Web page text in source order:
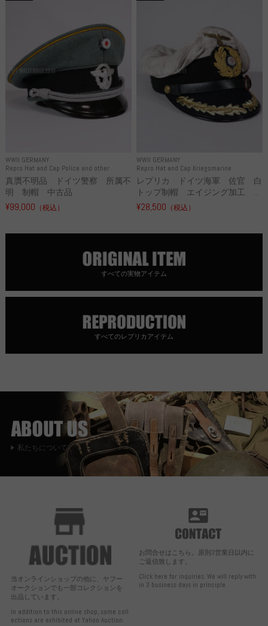
WWII GERMANY
Repro Hat and Cap Police and other
真贋不明品 ドイツ警察 所属不
明 制帽 中古品
¥99,000 （税込）
WWII GERMANY
Repro Hat and Cap Kriegsmarine
レプリカ ドイツ海軍 佐官 白
トップ制帽 エイジング加工 ...
¥28,500 （税込）
すべての実物アイテム
すべてのレプリカアイテム
私たちについて
当オンラインショップの他に、ヤフー
オークションでも一部コレクションを
出品しています。
In addition to this online shop, some coll
ections are exhibited at Yahoo Auction.
お問合せはこちら。原則3営業日以内に
ご返信致します。
Click here for inquiries. We will reply with
in 3 business days in principle.